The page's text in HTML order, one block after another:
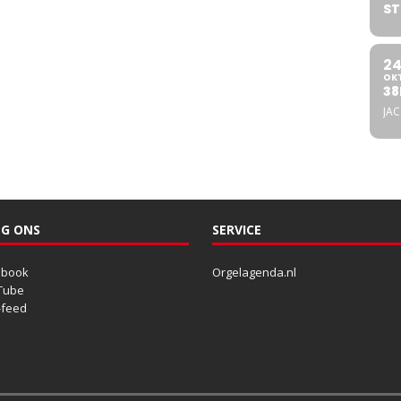
24
ONS
feed
SERVICE
Orgelagenda.nl